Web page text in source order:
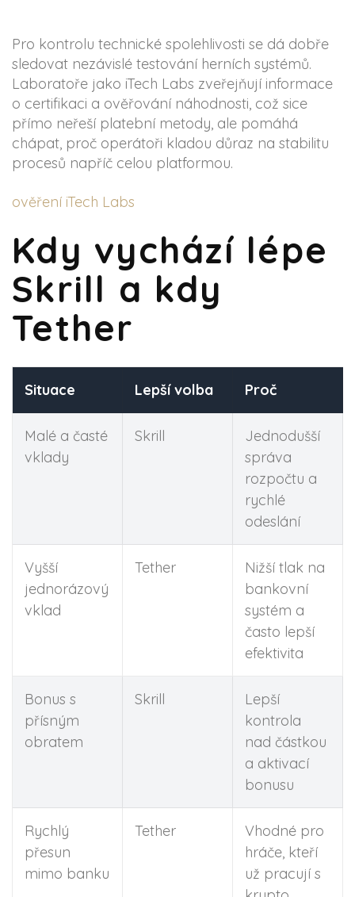
Pro kontrolu technické spolehlivosti se dá dobře
sledovat nezávislé testování herních systémů.
Laboratoře jako iTech Labs zveřejňují informace
o certifikaci a ověřování náhodnosti, což sice
přímo neřeší platební metody, ale pomáhá
chápat, proč operátoři kladou důraz na stabilitu
procesů napříč celou platformou.
ověření iTech Labs
Kdy vychází lépe
Skrill a kdy
Tether
Situace Lepší volba Proč
Malé a časté
vklady
Skrill
Jednodušší
správa
rozpočtu a
rychlé
odeslání
Vyšší
jednorázový
vklad
Tether
Nižší tlak na
bankovní
systém a
často lepší
efektivita
Bonus s
přísným
obratem
Skrill
Lepší
kontrola
nad částkou
a aktivací
bonusu
Rychlý
přesun
mimo banku
Tether
Vhodné pro
hráče, kteří
už pracují s